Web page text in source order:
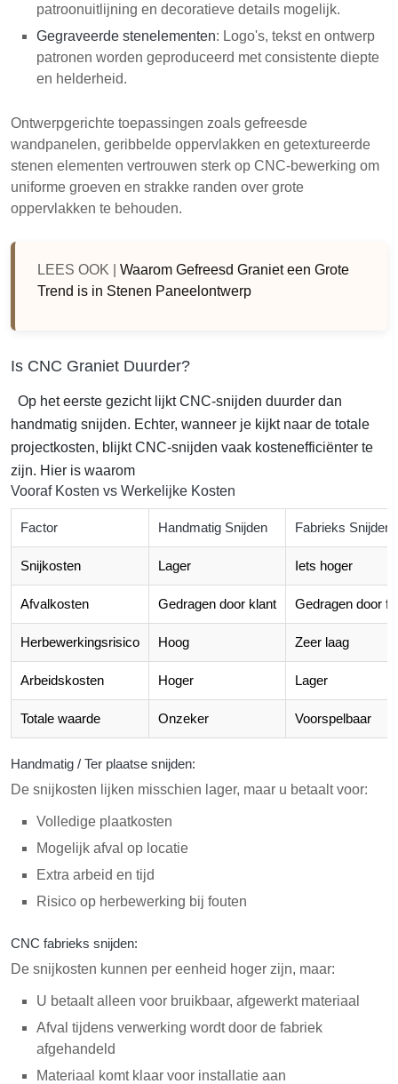
patroonuitlijning en decoratieve details mogelijk.
Gegraveerde stenelementen: Logo's, tekst en ontwerp
patronen worden geproduceerd met consistente diepte
en helderheid.
Ontwerpgerichte toepassingen zoals gefreesde
wandpanelen, geribbelde oppervlakken en getextureerde
stenen elementen vertrouwen sterk op CNC-bewerking om
uniforme groeven en strakke randen over grote
oppervlakken te behouden.
LEES OOK |Waarom Gefreesd Graniet een Grote
Trend is in Stenen Paneelontwerp
Is CNC Graniet Duurder?
Op het eerste gezicht lijkt CNC-snijden duurder dan
handmatig snijden. Echter, wanneer je kijkt naar de totale
projectkosten, blijkt CNC-snijden vaak kostenefficiënter te
zijn. Hier is waarom
Vooraf Kosten vs Werkelijke Kosten
Factor Handmatig Snijden Fabrieks Snijden
Snijkosten Lager Iets hoger
Afvalkosten Gedragen door klant Gedragen door
Herbewerkingsrisico Hoog Zeer laag
Arbeidskosten Hoger Lager
Totale waarde Onzeker Voorspelbaar
Handmatig / Ter plaatse snijden:
De snijkosten lijken misschien lager, maar u betaalt voor:
Volledige plaatkosten
Mogelijk afval op locatie
Extra arbeid en tijd
Risico op herbewerking bij fouten
CNC fabrieks snijden:
De snijkosten kunnen per eenheid hoger zijn, maar:
U betaalt alleen voor bruikbaar, afgewerkt materiaal
Afval tijdens verwerking wordt door de fabriek
afgehandeld
Materiaal komt klaar voor installatie aan